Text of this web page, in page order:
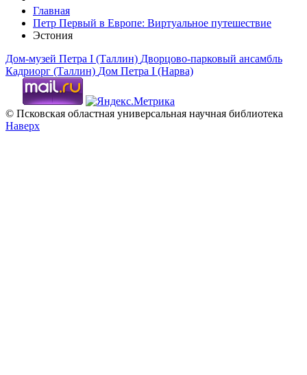
Главная
Петр Первый в Европе: Виртуальное путешествие
Эстония
Дом-музей Петра I (Таллин) Дворцово-парковый ансамбль
Кадриорг (Таллин) Дом Петра I (Нарва)
© Псковская областная универсальная научная библиотека
Наверх